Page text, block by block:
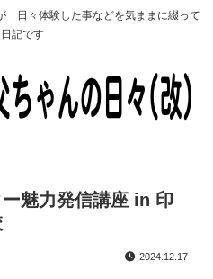
日々体験した事などを気ままに綴って
記です
魅力発信講座 in 印
2024.12.17